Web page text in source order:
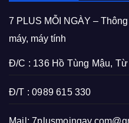
7 PLUS MỖI NGÀY –
máy, máy tính
Đ/C : 136 Hồ Tùng Mậu,
Đ/T : 0989 615 330